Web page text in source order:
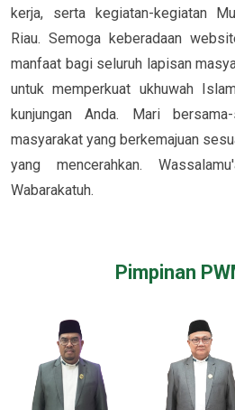
kerja, serta kegiatan-kegiatan
Riau. Semoga keberadaan
manfaat bagi seluruh lapisan
untuk memperkuat ukhuwah
kunjungan Anda. Mari
masyarakat yang berkemajuan
yang mencerahkan.
Wabarakatuh.
Pimpinan